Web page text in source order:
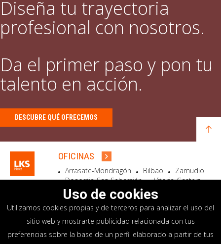
Diseña tu trayectoria
profesional con nosotros.
Da el primer paso y pon tu
talento en acción.
DESCUBRE QUÉ OFRECEMOS
OFICINAS
Arrasate-Mondragón Bilbao
Zamudio
Donostia-San Sebastián
Vitoria-Gasteiz
Madrid
El Astillero Bidart
SEDE SOCIAL
Goiru, 7 Arrasate-Mondragón
CP 20500 GIPUZKOA – SPAIN
Uso de cookies
Utilizamos cookies propias y de terceros para analizar el uso del
sitio web y mostrarte publicidad relacionada con tus
preferencias sobre la base de un perfil elaborado a partir de tus